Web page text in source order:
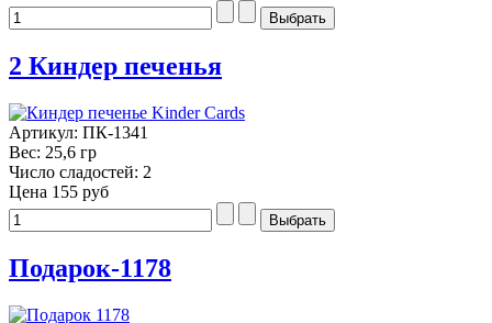
2 Киндер печенья
Артикул: ПК-1341
Вес: 25,6 гр
Число сладостей: 2
Цена 155 руб
Подарок-1178